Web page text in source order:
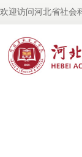
欢迎访问河北省社会